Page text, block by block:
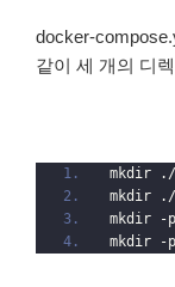
docker-
같이 세 개의 디
mkdir
mkdir
mkdir -
mkdir -